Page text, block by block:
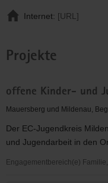
Internet: [URL]
Projekte
offene Kinder- und
Mauersberg und Mildenau,
Der EC-Jugendkreis
und Jugendarbeit in den
Engagementbereich(e)